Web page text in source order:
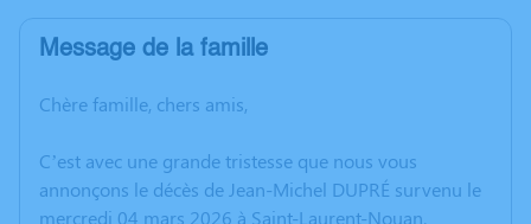
Message de la famille
Chère famille, chers amis,
C’est avec une grande tristesse que nous vous
annonçons le décès de Jean-Michel DUPRÉ survenu le
mercredi 04 mars 2026 à Saint-Laurent-Nouan.